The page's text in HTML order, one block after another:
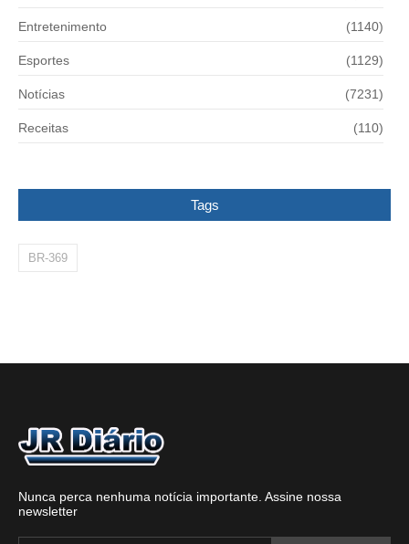
Entretenimento (1140)
Esportes (1129)
Notícias (7231)
Receitas (110)
Tags
BR-369
Nunca perca nenhuma notícia importante. Assine nossa
newsletter